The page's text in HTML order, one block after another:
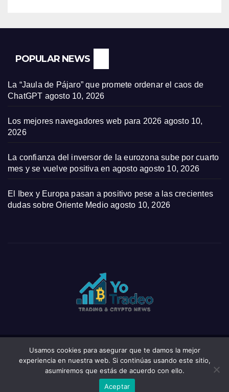
POPULAR NEWS
La “Jaula de Pájaro” que promete ordenar el caos de
ChatGPT agosto 10, 2026
Los mejores navegadores web para 2026 agosto 10,
2026
La confianza del inversor de la eurozona sube por cuarto
mes y se vuelve positiva en agosto agosto 10, 2026
El Ibex y Europa pasan a positivo pese a las crecientes
dudas sobre Oriente Medio agosto 10, 2026
Funciona gracias a WordPress|Tema: News Click deThemeansar
Privacy Policy Wishlist
Usamos cookies para asegurar que te damos la mejor
experiencia en nuestra web. Si continúas usando este sitio,
asumiremos que estás de acuerdo con ello.
Aceptar